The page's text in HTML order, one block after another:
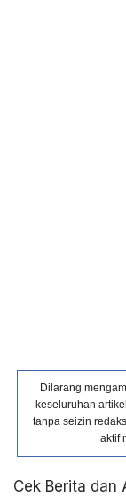
Dilarang
keseluruhan
tanpa seizin
aktif
Cek Berita dan